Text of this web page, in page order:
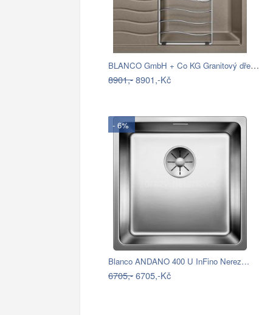
BLANCO GmbH + Co KG Granitový dřez…
8901,-8901,-Kč
- 6%
Blanco ANDANO 400 U InFino Nerez…
6705,-6705,-Kč